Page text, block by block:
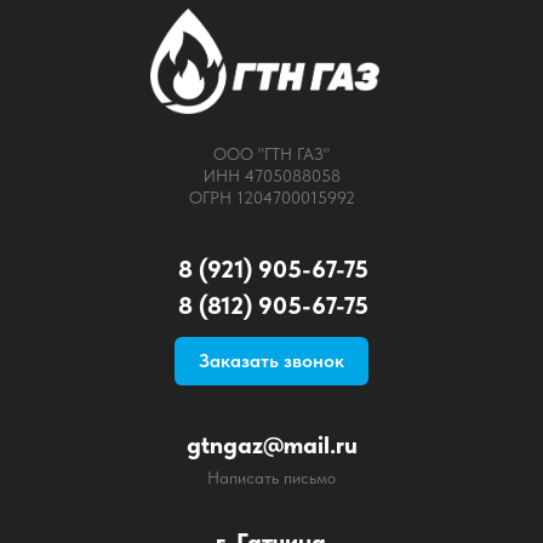
Заказать звонок
8 (812) 905-67-75
gtngaz@mail.ru
Написать письмо
ООО "ГТН ГАЗ"
ИНН 4705088058
ОГРН 1204700015992
8 (921) 905-67-75